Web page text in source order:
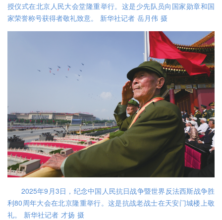
授仪式在北京人民大会堂隆重举行。这是少先队员向国家勋章和国
家荣誉称号获得者敬礼致意。 新华社记者 岳月伟 摄
2025年9月3日，纪念中国人民抗日战争暨世界反法西斯战争胜
利80周年大会在北京隆重举行。这是抗战老战士在天安门城楼上敬
礼。 新华社记者 才扬 摄